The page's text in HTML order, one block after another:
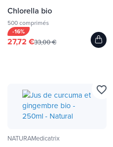
Chlorella bio
500 comprimés
-16%
27,72 €33,00 €
NATURAMedicatrix
favorite_border